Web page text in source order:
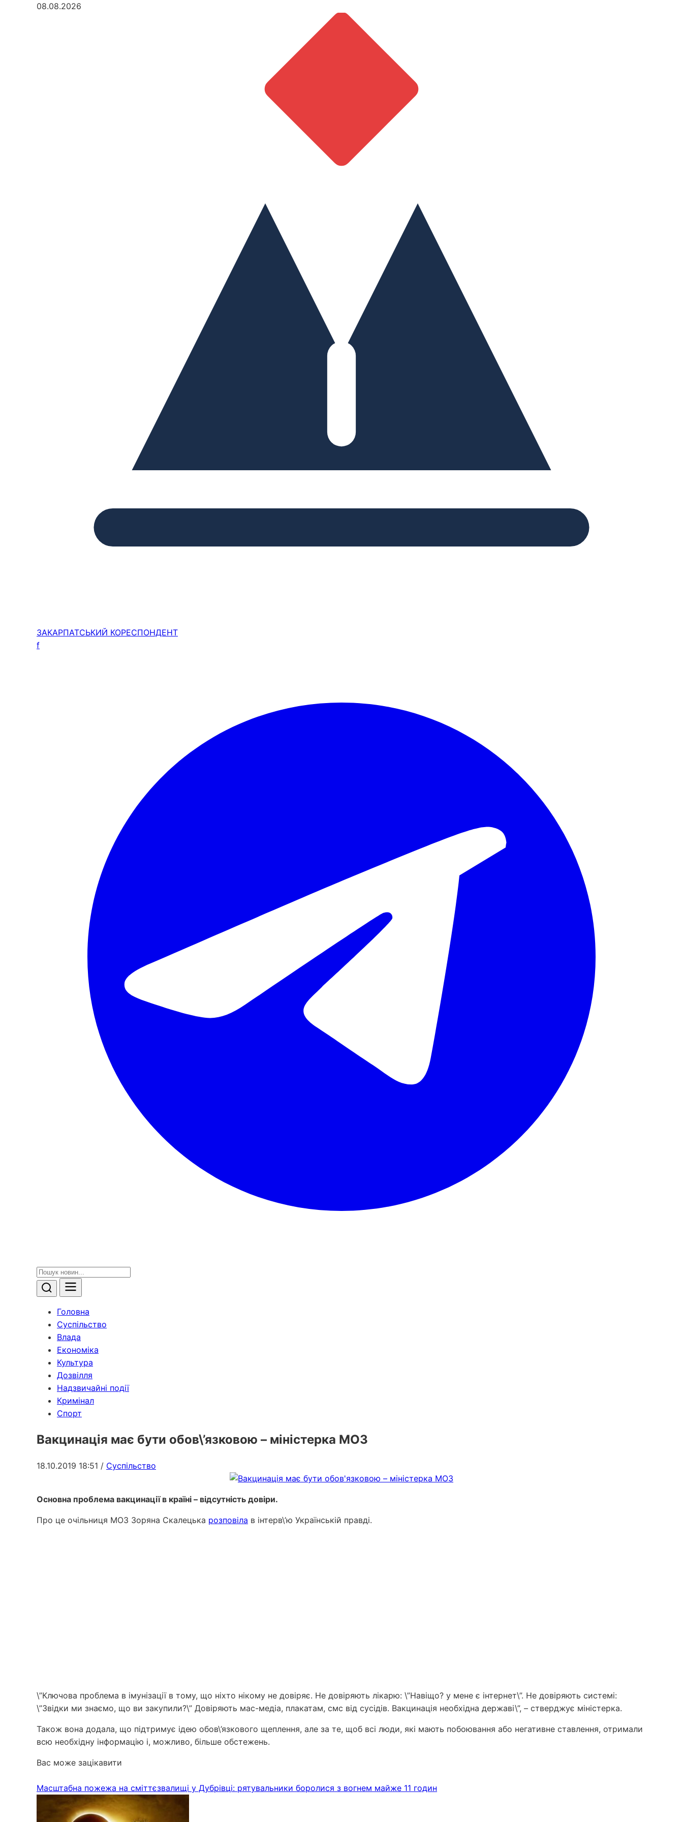
08.08.2026
ЗАКАРПАТСЬКИЙ КОРЕСПОНДЕНТ
f
Головна
Суспільство
Влада
Економіка
Культура
Дозвілля
Надзвичайні події
Кримінал
Спорт
Вакцинація має бути обов\’язковою – міністерка МОЗ
18.10.2019 18:51 / Суспільство
Основна проблема вакцинації в країні – відсутність довіри.
Про це очільниця МОЗ Зоряна Скалецька розповіла в інтерв\’ю Українській правді.
\”Ключова проблема в імунізації в тому, що ніхто нікому не довіряє. Не довіряють лікарю: \”Навіщо? у мене є інтернет\”. Не довіряють системі:
\”Звідки ми знаємо, що ви закупили?\” Довіряють мас-медіа, плакатам, смс від сусідів. Вакцинація необхідна державі\”, – стверджує міністерка.
Також вона додала, що підтримує ідею обов\’язкового щеплення, але за те, щоб всі люди, які мають побоювання або негативне ставлення, отримали
всю необхідну інформацію і, можливо, більше обстежень.
Вас може зацікавити
Масштабна пожежа на сміттєзвалищі у Дубрівці: рятувальники боролися з вогнем майже 11 годин